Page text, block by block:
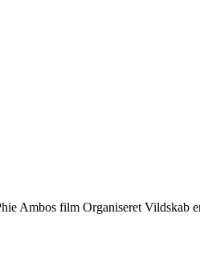
Ambos film Organiseret